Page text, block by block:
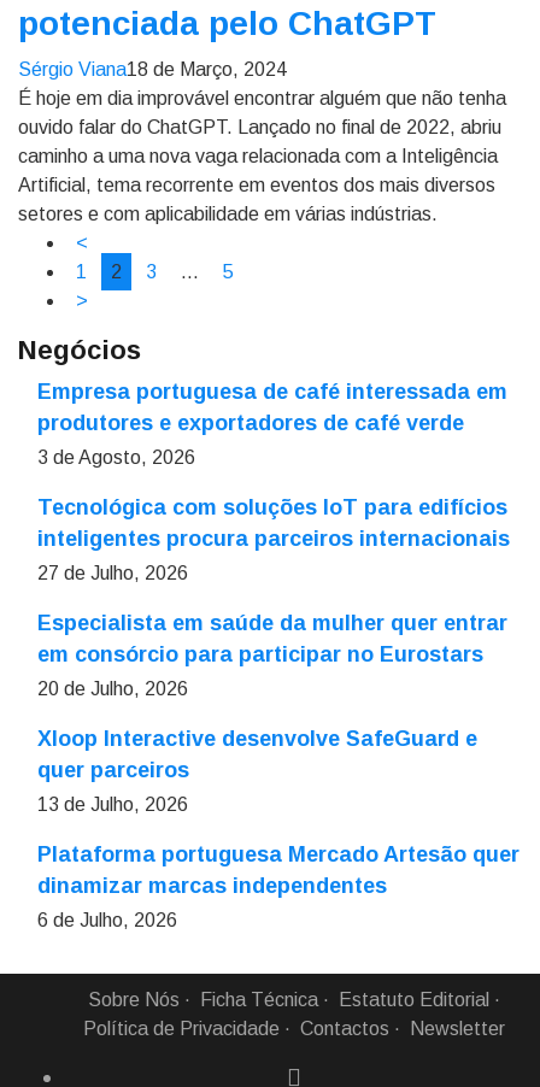
potenciada pelo ChatGPT
Sérgio Viana18 de Março, 2024
É hoje em dia improvável encontrar alguém que não tenha
ouvido falar do ChatGPT. Lançado no final de 2022, abriu
caminho a uma nova vaga relacionada com a Inteligência
Artificial, tema recorrente em eventos dos mais diversos
setores e com aplicabilidade em várias indústrias.
<
1
2 3 …
5
>
Negócios
Empresa portuguesa de café interessada em
produtores e exportadores de café verde
3 de Agosto, 2026
Tecnológica com soluções IoT para edifícios
inteligentes procura parceiros internacionais
27 de Julho, 2026
Especialista em saúde da mulher quer entrar
em consórcio para participar no Eurostars
20 de Julho, 2026
Xloop Interactive desenvolve SafeGuard e
quer parceiros
13 de Julho, 2026
Plataforma portuguesa Mercado Artesão quer
dinamizar marcas independentes
6 de Julho, 2026
Sobre Nós Ficha Técnica
Estatuto Editorial
Política de Privacidade
Contactos Newsletter